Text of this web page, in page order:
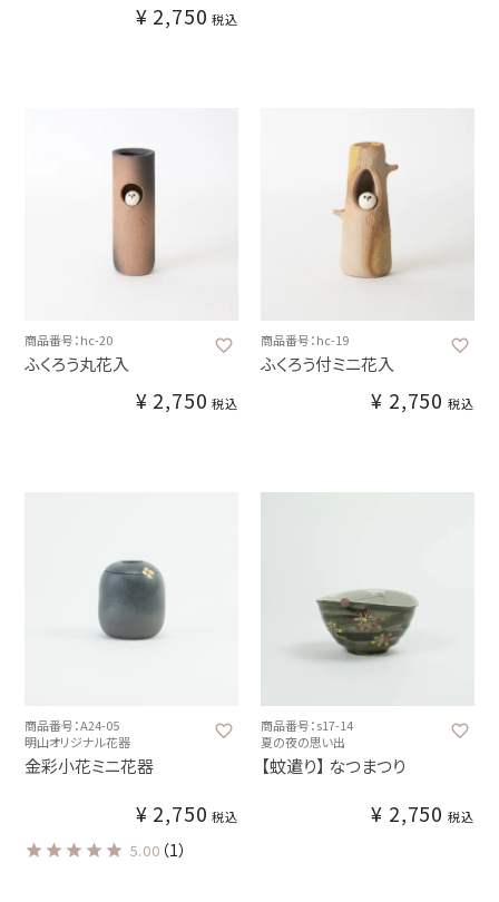
¥ 2,750 税込
商品番号：hc-20
ふくろう丸花入
¥ 2,750 税込
商品番号：hc-19
ふくろう付ミニ花入
¥ 2,750 税込
商品番号：A24-05
明山オリジナル花器
金彩小花ミニ花器
¥ 2,750 税込
5.00 （1）
商品番号：s17-14
夏の夜の思い出
【蚊遣り】 なつまつり
¥ 2,750 税込